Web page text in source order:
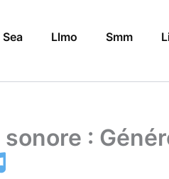
Sea Llmo Smm
sonore :